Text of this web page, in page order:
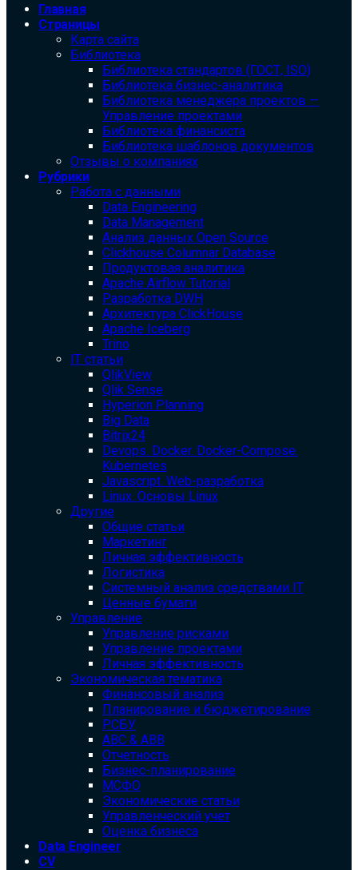
Главная
Страницы
Карта сайта
Библиотека
Библиотека cтандартов (ГОСТ, ISO)
Библиотека бизнес-аналитика
Библиотека менеджера проектов —
Управление проектами
Библиотека финансиста
Библиотека шаблонов документов
Отзывы о компаниях
Рубрики
Работа с данными
Data Engineering
Data Management
Анализ данных Open Source
Clickhouse Columnar Database
Продуктовая аналитика
Apache Airflow Tutorial
Разработка DWH
Архитектура ClickHouse
Apache Iceberg
Trino
IT статьи
QlikView
Qlik Sense
Hyperion Planning
Big Data
Bitrix24
Devops. Docker. Docker-Compose.
Kubernetes
Javascript. Web-разработка
Linux. Основы Linux
Другие
Общие статьи
Маркетинг
Личная эффективность
Логистика
Системный анализ средствами IT
Ценные бумаги
Управление
Управление рисками
Управление проектами
Личная эффективность
Экономическая тематика
Финансовый анализ
Планирование и бюджетирование
РСБУ
ABC & ABB
Отчетность
Бизнес-планирование
МСФО
Экономические статьи
Управленческий учет
Оценка бизнеса
Data Engineer
CV